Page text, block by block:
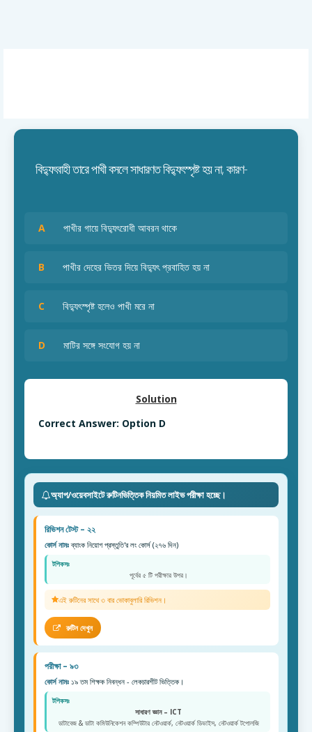
বিদ্যুৎবাহী তারে পাখী বসলে সাধারণত বিদ্যুৎস্পৃষ্ট হয় না, কারণ-
A পাখীর গায়ে বিদ্যুৎরোধী আবরন থাকে
B পাখীর দেহের ভিতর দিয়ে বিদ্যুৎ প্রবাহিত হয় না
C বিদ্যুৎস্পৃষ্ট হলেও পাখী মরে না
D মাটির সঙ্গে সংযোগ হয় না
Solution
Correct Answer: Option D
অ্যাপ/ওয়েবসাইটে রুটিনভিত্তিক নিয়মিত লাইভ পরীক্ষা হচ্ছে।
রিভিশন টেস্ট – ২২
কোর্স নামঃব্যাংক নিয়োগ প্রস্তুতি'র লং কোর্স (২৭৬ দিন)
টপিকসঃ
পূর্বের ৫ টি পরীক্ষার উপর।
এই রুটিনের সাথে ৩ বার ভোকাবুলারি রিভিশন।
রুটিন দেখুন
পরীক্ষা – ৯৩
কোর্স নামঃ ১৯ তম শিক্ষক নিবন্ধন - লেকচারশীট ভিত্তিক।
টপিকসঃ
সাধারণ জ্ঞান – ICT
ডাটাবেজ & ডাটা কমিউনিকেশন কম্পিউটার নেটওয়ার্ক, নেটওয়ার্ক ডিভাইস, নেটওয়ার্ক টপোলজি